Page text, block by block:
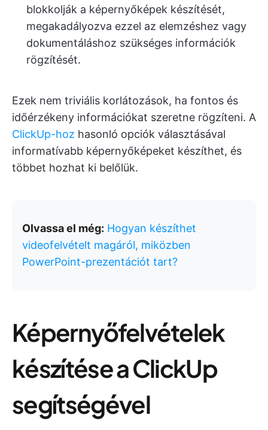
blokkolják a képernyőképek készítését,
megakadályozva ezzel az elemzéshez vagy
dokumentáláshoz szükséges információk
rögzítését.
Ezek nem triviális korlátozások, ha fontos és
időérzékeny információkat szeretne rögzíteni. A
ClickUp-hoz hasonló opciók választásával
informatívabb képernyőképeket készíthet, és
többet hozhat ki belőlük.
Olvassa el még: Hogyan készíthet
videofelvételt magáról, miközben
PowerPoint-prezentációt tart?
Képernyőfelvételek
készítése a ClickUp
segítségével